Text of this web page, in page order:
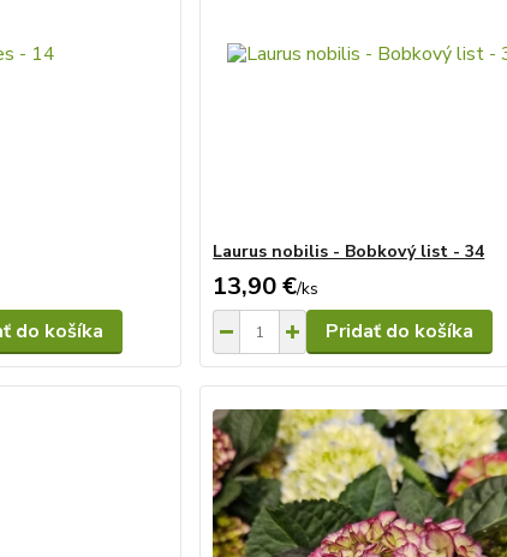
do košíka
Laurus nobilis - Bobkový list - 34
13,90 €/ks
Pridať do košíka